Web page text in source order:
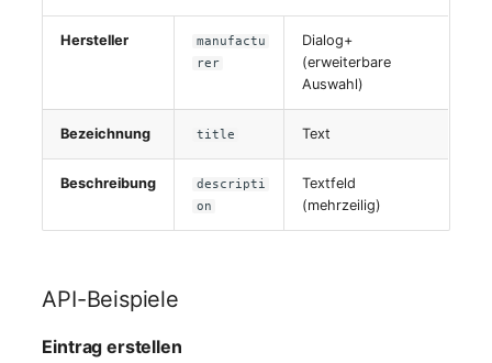
Switch
Switch Chassis
Telefon
Telefonanlage
Hersteller
manufactu
rer
Dialog+
(erweiterbare
Auswahl)
Bezeichnung title Text
Beschreibung
descripti
on
Textfeld
(mehrzeilig)
API-Beispiele
Eintrag erstellen